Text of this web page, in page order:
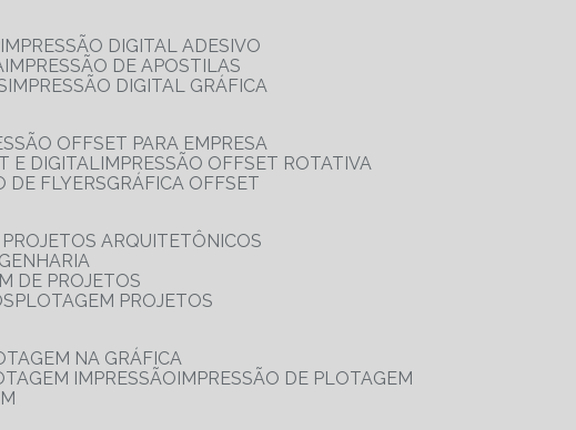
IMPRESSÃO DIGITAL ADESIVO
IMPRESSÃO DE APOSTILAS
IMPRESSÃO DIGITAL GRÁFICA
OFFSET PARA EMPRESA
E DIGITAL IMPRESSÃO OFFSET ROTATIVA
DE FLYERS
GRÁFICA OFFSET
PROJETOS ARQUITETÔNICOS
DE PROJETOS
PLOTAGEM PROJETOS
NA GRÁFICA
IMPRESSÃO IMPRESSÃO DE PLOTAGEM